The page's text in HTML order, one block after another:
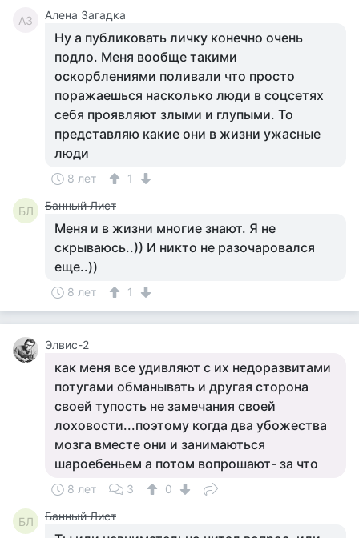
АЗ Алена Загадка
Ну а публиковать личку конечно очень
подло. Меня вообще такими
оскорблениями поливали что просто
поражаешься насколько люди в соцсетях
себя проявляют злыми и глупыми. То
представляю какие они в жизни ужасные
люди
8 лет 1
БЛ Банный Лист
Меня и в жизни многие знают. Я не
скрываюсь..)) И никто не разочаровался
еще..))
8 лет 1
Элвис-2
как меня все удивляют с их недоразвитами
потугами обманывать и другая сторона
своей тупость не замечания своей
лоховости...поэтому когда два убожества
мозга вместе они и занимаються
шароебеньем а потом вопрошают- за что
8 лет 3 0
БЛ Банный Лист